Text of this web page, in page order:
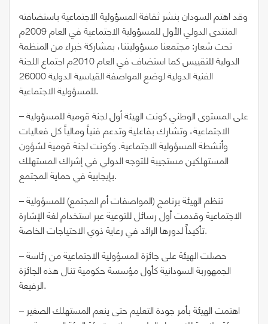
وقد اهتم السودان بنشر ثقافة المسؤولية الاجتماعية باستضافته
المنتدى الدولي الأول للمسؤولية الاجتماعية في العام 2009م
تحت شعار: مجتمعنا مسؤوليتنا، بمشاركة خبراء من المنظمة
الدولية للتقييس كما استضاف في العام 2010م اجتماع اللجنة
الفنية الدولية لوضع المواصفة القياسية الدولية 26000
للمسؤولية الاجتماعية.
– على المستوى الوطني كونت الهيئة أول لجنة قومية للمسؤولية
الاجتماعية، وتشارك بفاعلية وتدعم فنياً ومالياً كل فعاليات
وأنشطة المسؤولية الاجتماعية. وكونت لجنة قومية لشؤون
المستهلكين مستجيبة للتوجه الدولي في إشراك المستهلك
بإيجابية في حماية المجتمع.
– تنظم الهيئة برنامج (المواصفات أم المجتمع) للمسؤولية
الاجتماعية وقدمت أول رسائل للتوعية عبر استخدام لغة الإشارة
تأكيداً لدورها الرائد في رعاية ذوي الاحتياجات الخاصة.
– حصلت الهيئة على جائزة المسؤولية الاجتماعية من رئاسة
الجمهوربة السودانية كأول مؤسسة حكومية تنال هذه الجائزة
الرفيعة.
– اهتمت الهيئة بأمر جودة التعليم حتى ينعم المستهلك الصغير